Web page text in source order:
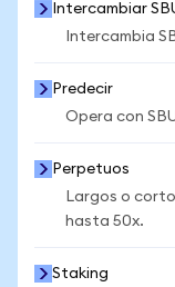
Intercambiar
Intercambia
Predecir
Opera con
Perpetuos
Largos o
hasta 50x.
Staking